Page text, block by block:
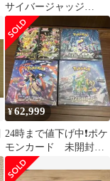
サイバージャッジ
BOX（シュリンク付
き）
¥62,999
24時まで値下げ中❗️ポケ
モンカード 未開封シ
ュリンク付き 5BOX
まとめ売り